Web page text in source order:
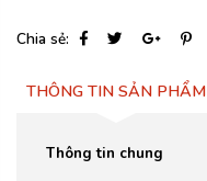
Chia sẻ:
THÔNG TIN SẢN PHẨM
Thông tin chung